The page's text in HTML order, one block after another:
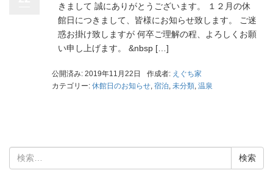
きまして 誠にありがとうございます。 １２月の休
館日につきまして、皆様にお知らせ致します。 ご迷
惑お掛け致しますが 何卒ご理解の程、よろしくお願
い申し上げます。 &nbsp […]
公開済み: 2019年11月22日 作成者: えぐち家
カテゴリー: 休館日のお知らせ, 宿泊, 未分類, 温泉
索: